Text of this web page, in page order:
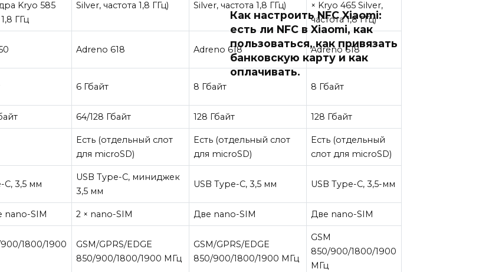
Kryo 585
ГГц
Silver, частота 1,8 ГГц)
Silver, частота 1,8 ГГц)
× Kryo 465 Silver,
частота 1,8 ГГц)
Adreno 618 Adreno 618 Adreno 618
6 Гбайт 8 Гбайт 8 Гбайт
64/128 Гбайт 128 Гбайт 128 Гбайт
Есть (отдельный слот
для microSD)
Есть (отдельный слот
для microSD)
Есть (отдельный
слот для microSD)
C, 3,5 мм
USB Type-C, миниджек
3,5 мм
USB Type-C, 3,5 мм USB Type-C, 3,5-мм
nano-SIM 2 × nano-SIM Две nano-SIM Две nano-SIM
1800/1900
GSM/GPRS/EDGE
850/900/1800/1900 МГц
GSM/GPRS/EDGE
850/900/1800/1900 МГц
GSM
850/900/1800/1900
МГц
Как настроить NFC Xiaomi:
есть ли NFC в Xiaomi, как
пользоваться, как привязать
банковскую карту и как
оплачивать.